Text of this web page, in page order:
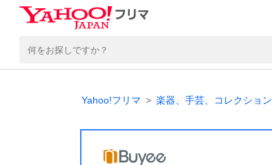
Yahoo!フリマ 楽器、手芸、コレクション